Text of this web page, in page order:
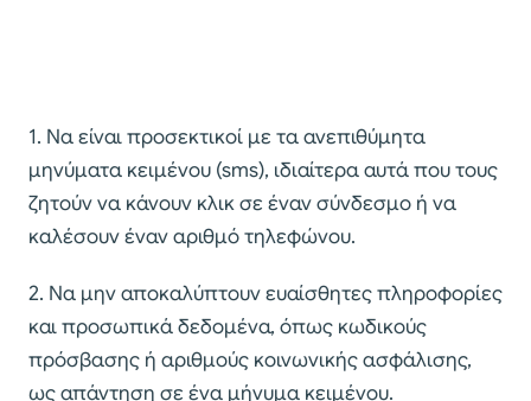
1. Να είναι προσεκτικοί με τα ανεπιθύμητα
μηνύματα κειμένου (sms), ιδιαίτερα αυτά που τους
ζητούν να κάνουν κλικ σε έναν σύνδεσμο ή να
καλέσουν έναν αριθμό τηλεφώνου.
2. Να μην αποκαλύπτουν ευαίσθητες πληροφορίες
και προσωπικά δεδομένα, όπως κωδικούς
πρόσβασης ή αριθμούς κοινωνικής ασφάλισης,
ως απάντηση σε ένα μήνυμα κειμένου.